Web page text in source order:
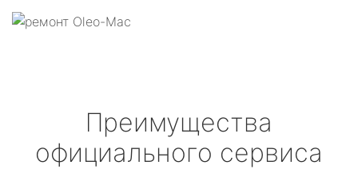
Преимущества
официального сервиса